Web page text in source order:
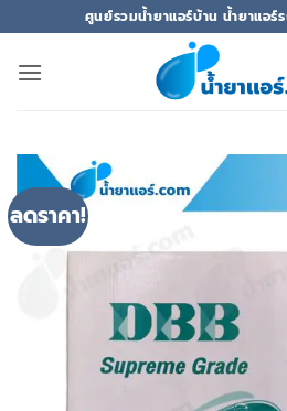
ไป
ยัง
ศูนย์รวมน้ำยาแอร์บ้าน น้ำยาแอร์
ลดราคา!